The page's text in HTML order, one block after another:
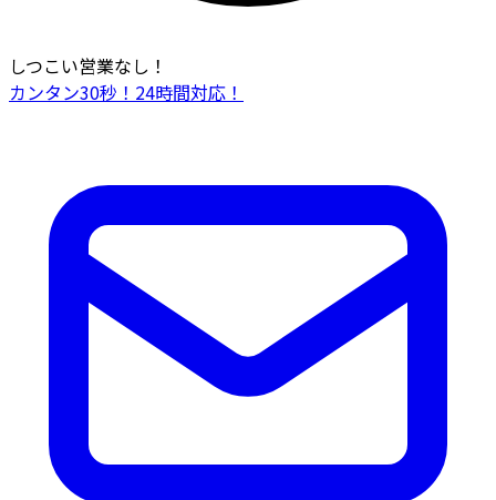
しつこい営業なし！
カンタン30秒！24時間対応！